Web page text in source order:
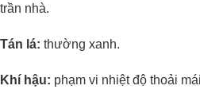
trần nhà.
Tán lá: thường xanh.
Khí hậu: phạm vi nhiệt độ thoải